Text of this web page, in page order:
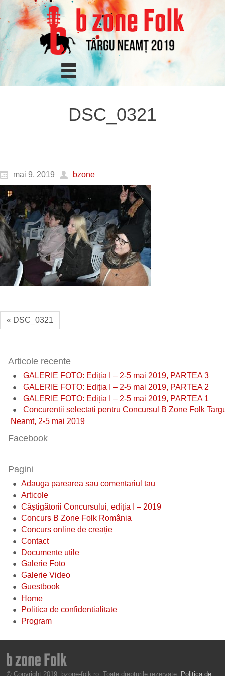
DSC_0321
mai 9, 2019 bzone
« DSC_0321
Articole recente
GALERIE FOTO: Ediția I – 2-5 mai 2019, PARTEA 3
GALERIE FOTO: Ediția I – 2-5 mai 2019, PARTEA 2
GALERIE FOTO: Ediția I – 2-5 mai 2019, PARTEA 1
Concurentii selectati pentru Concursul B Zone Folk
Neamt, 2-5 mai 2019
Facebook
Pagini
Adauga parearea sau comentariul tau
Articole
Câștigătorii Concursului, ediția I – 2019
Concurs B Zone Folk România
Concurs online de creație
Contact
Documente utile
Galerie Foto
Galerie Video
Guestbook
Home
Politica de confidentialitate
Program
© Copyright 2019, bzone-folk.ro. Toate drepturile rezervate. Politica de